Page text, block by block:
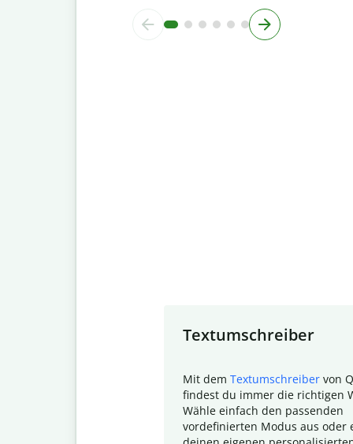
Textumschreiber
Mit dem Textumschreiber von
findest du immer die richtigen
Wähle einfach den passenden
vordefinierten Modus aus oder